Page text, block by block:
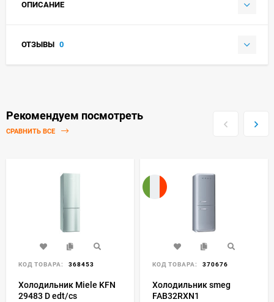
ОПИСАНИЕ
ОТЗЫВЫ 0
Рекомендуем посмотреть
СРАВНИТЬ ВСЕ
КОД ТОВАРА: 368453
Холодильник Miele KFN
29483 D edt/cs
КОД ТОВАРА: 370676
Холодильник smeg
FAB32RXN1